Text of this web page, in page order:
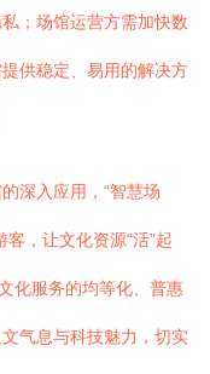
；场馆运营方需加快数
供稳定、易用的解决方
深入应用，“智慧场
，让文化资源“活”起
化服务的均等化、普惠
气息与科技魅力，切实